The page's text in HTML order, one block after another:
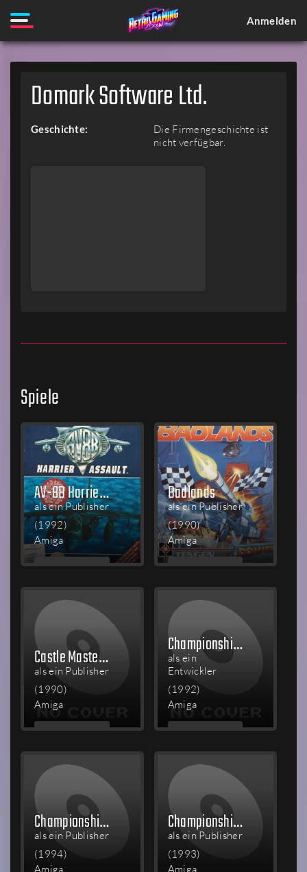
Anmelden
Domark Software Ltd.
Geschichte:
Die Firmengeschichte ist
nicht verfügbar.
Spiele
AV-8B Harrier Assault
als ein Publisher
(1992)
Amiga
MEHR
Badlands
als ein Publisher
(1990)
Amiga
MEHR
Castle Master + Castle Master II: The Crypt
als ein Publisher
(1990)
Amiga
MEHR
Championship Manager
als ein
Entwickler
(1992)
Amiga
MEHR
Championship Manager: End of 1994 Season Data Up-date Disk
als ein Publisher
(1994)
Amiga
Championship Manager Italia
als ein Publisher
(1993)
Amiga